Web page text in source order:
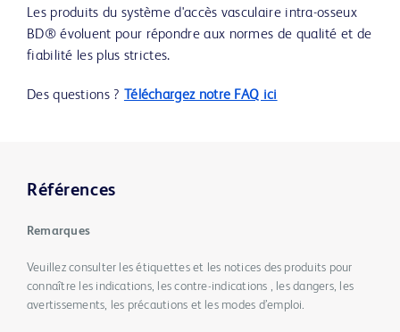
Les produits du système d'accès vasculaire intra-osseux
BD® évoluent pour répondre aux normes de qualité et de
fiabilité les plus strictes.
Des questions ? Téléchargez notre FAQ ici
Références
Remarques
Veuillez consulter les étiquettes et les notices des produits pour
connaître les indications, les contre-indications , les dangers, les
avertissements, les précautions et les modes d’emploi.